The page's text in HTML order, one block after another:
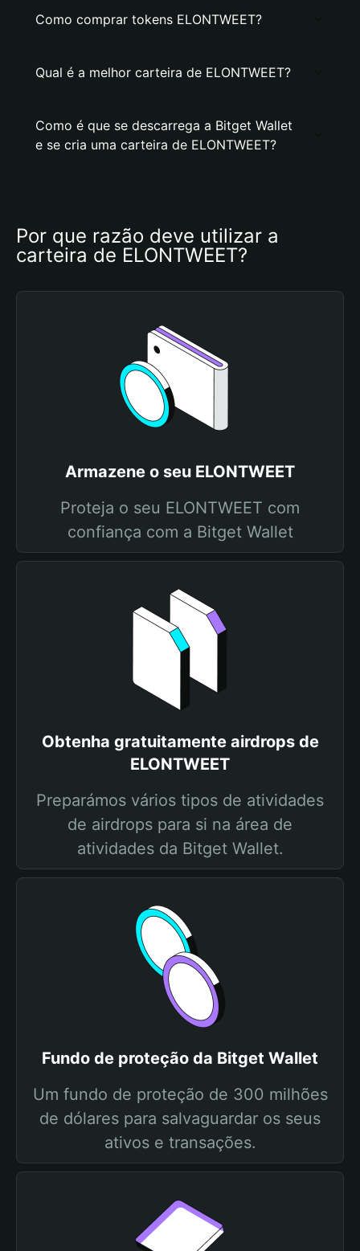
Como comprar tokens ELONTWEET?
Qual é a melhor carteira de ELONTWEET?
Como é que se descarrega a Bitget Wallet
e se cria uma carteira de ELONTWEET?
Por que razão deve utilizar a
carteira de ELONTWEET?
Armazene o seu ELONTWEET
Proteja o seu ELONTWEET com
confiança com a Bitget Wallet
Obtenha gratuitamente airdrops de
ELONTWEET
Preparámos vários tipos de atividades
de airdrops para si na área de
atividades da Bitget Wallet.
Fundo de proteção da Bitget Wallet
Um fundo de proteção de 300 milhões
de dólares para salvaguardar os seus
ativos e transações.